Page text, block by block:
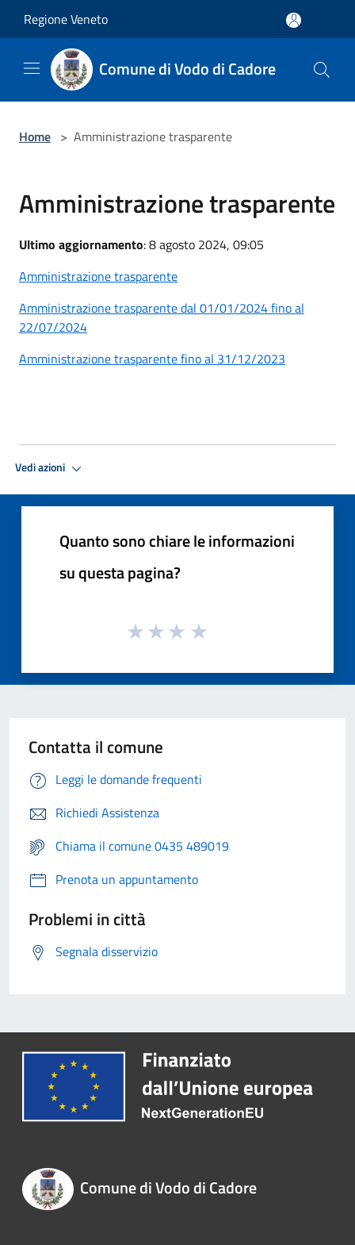
Regione Veneto
Comune di Vodo di Cadore
Home > Amministrazione trasparente
Amministrazione trasparente
Ultimo aggiornamento: 8 agosto 2024, 09:05
Amministrazione trasparente
Amministrazione trasparente dal 01/01/2024 fino al
22/07/2024
Amministrazione trasparente fino al 31/12/2023
Vedi azioni
Quanto sono chiare le informazioni
su questa pagina?
Contatta il comune
Leggi le domande frequenti
Richiedi Assistenza
Chiama il comune 0435 489019
Prenota un appuntamento
Problemi in città
Segnala disservizio
Comune di Vodo di Cadore